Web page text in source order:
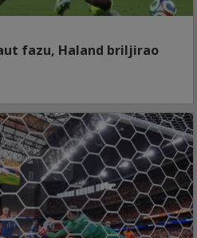
fazu, Haland briljirao